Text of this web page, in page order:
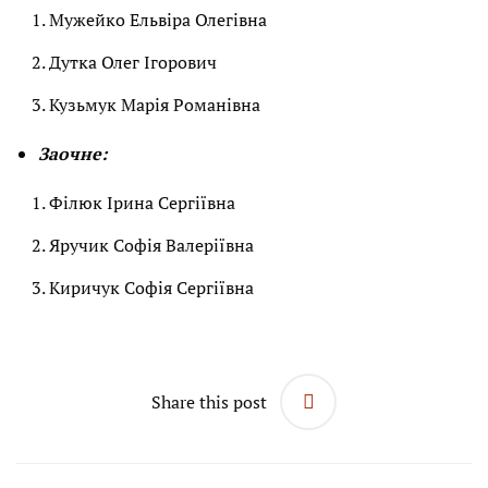
Мужейко Ельвіра Олегівна
Дутка Олег Ігорович
Кузьмук Марія Романівна
Заочне:
Філюк Ірина Сергіївна
Яручик Софія Валеріївна
Киричук Софія Сергіївна
Share this post